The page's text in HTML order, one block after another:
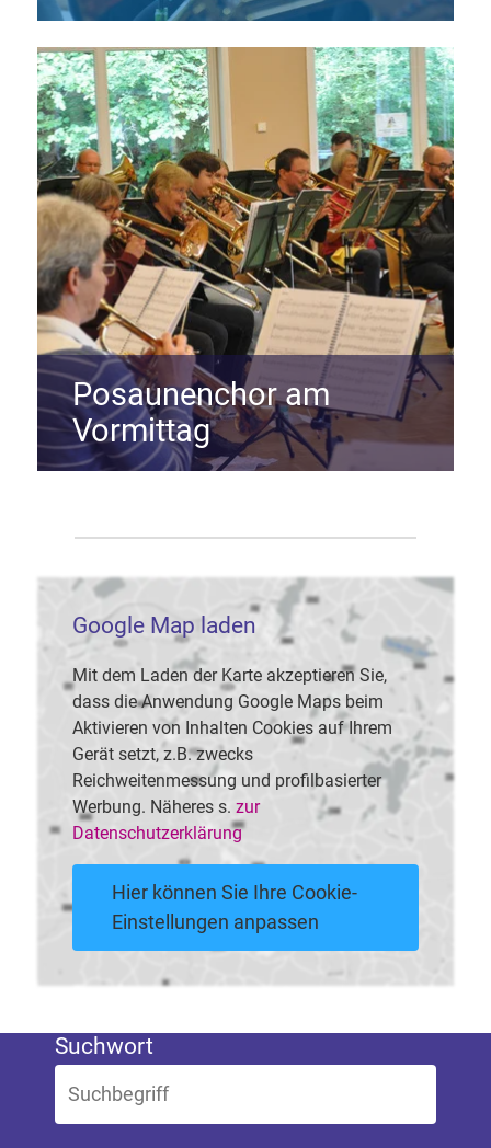
Posaunenchor am
Vormittag
Google Map laden
Mit dem Laden der Karte akzeptieren Sie,
dass die Anwendung Google Maps beim
Aktivieren von Inhalten Cookies auf Ihrem
Gerät setzt, z.B. zwecks
Reichweitenmessung und profilbasierter
Werbung. Näheres s. zur
Datenschutzerklärung
Hier können Sie Ihre Cookie-
Einstellungen anpassen
Suchwort